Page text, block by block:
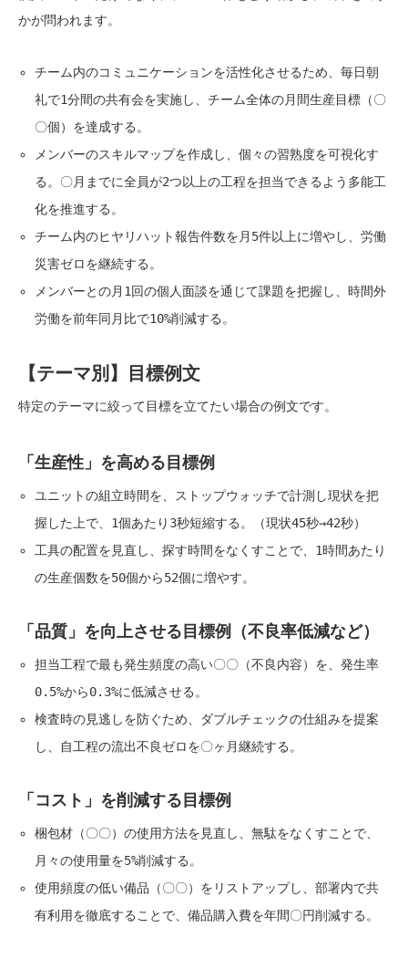
かが問われます。
チーム内のコミュニケーションを活性化させるため、毎日朝
礼で1分間の共有会を実施し、チーム全体の月間生産目標（〇
〇個）を達成する。
メンバーのスキルマップを作成し、個々の習熟度を可視化す
る。〇月までに全員が2つ以上の工程を担当できるよう多能工
化を推進する。
チーム内のヒヤリハット報告件数を月5件以上に増やし、労働
災害ゼロを継続する。
メンバーとの月1回の個人面談を通じて課題を把握し、時間外
労働を前年同月比で10%削減する。
【テーマ別】目標例文
特定のテーマに絞って目標を立てたい場合の例文です。
「生産性」を高める目標例
ユニットの組立時間を、ストップウォッチで計測し現状を把
握した上で、1個あたり3秒短縮する。（現状45秒→42秒）
工具の配置を見直し、探す時間をなくすことで、1時間あたり
の生産個数を50個から52個に増やす。
「品質」を向上させる目標例（不良率低減など）
担当工程で最も発生頻度の高い〇〇（不良内容）を、発生率
0.5%から0.3%に低減させる。
検査時の見逃しを防ぐため、ダブルチェックの仕組みを提案
し、自工程の流出不良ゼロを〇ヶ月継続する。
「コスト」を削減する目標例
梱包材（〇〇）の使用方法を見直し、無駄をなくすことで、
月々の使用量を5%削減する。
使用頻度の低い備品（〇〇）をリストアップし、部署内で共
有利用を徹底することで、備品購入費を年間〇円削減する。